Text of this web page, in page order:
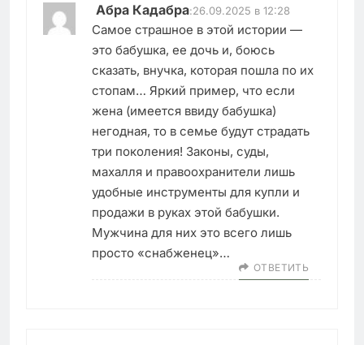
Абра Кадабра:26.09.2025 в 12:28
Самое страшное в этой истории —
это бабушка, ее дочь и, боюсь
сказать, внучка, которая пошла по их
стопам… Яркий пример, что если
жена (имеется ввиду бабушка)
негодная, то в семье будут страдать
три поколения! Законы, суды,
махалля и правоохранители лишь
удобные инструменты для купли и
продажи в руках этой бабушки.
Мужчина для них это всего лишь
просто «снабженец»…
ОТВЕТИТЬ